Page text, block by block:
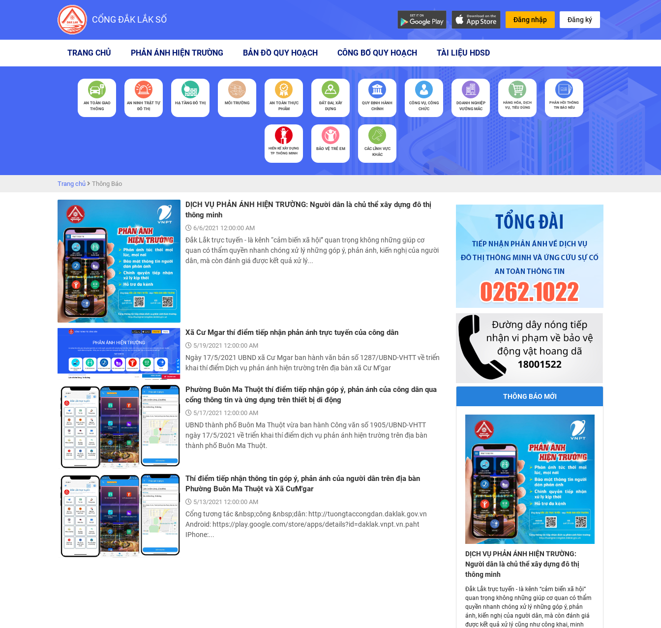
CỔNG ĐẮK LẮK SỐ Đăng nhập Đăng ký
TRANG CHỦ PHẢN ÁNH HIỆN TRƯỜNG BẢN ĐỒ QUY HOẠCH CÔNG BỐ QUY HOẠCH TÀI LIỆU HDSD
AN TOÀN GIAO
THÔNG
AN NINH TRẬT TỰ
ĐÔ THỊ
HẠ TẦNG ĐÔ THỊ MÔI TRƯỜNG
AN TOÀN THỰC
PHẨM
ĐẤT ĐAI, XÂY
DỰNG
QUY ĐỊNH HÀNH
CHÍNH
CÔNG VỤ, CÔNG
CHỨC
DOANH NGHIỆP
VƯỚNG MẮC
HÀNG HÓA, DỊCH
VỤ, TIÊU DÙNG
PHẢN HỒI THÔNG
TIN BÁO NÊU
HIẾN KẾ XÂY DỰNG
TP THÔNG MINH
BẢO VỆ TRẺ EM
CÁC LĨNH VỰC
KHÁC
Trang chủ Thông Báo
DỊCH VỤ PHẢN ÁNH HIỆN TRƯỜNG: Người dân là chủ thể xây dựng đô thị
thông minh
6/6/2021 12:00:00 AM
Đắk Lắk trực tuyến - là kênh “cảm biến xã hội” quan trọng không những giúp cơ
quan có thẩm quyền nhanh chóng xử lý những góp ý, phản ánh, kiến nghị của người
dân, mà còn đánh giá được kết quả xử lý...
Xã Cư Mgar thí điểm tiếp nhận phản ánh trực tuyến của công dân
5/19/2021 12:00:00 AM
Ngày 17/5/2021 UBND xã Cư Mgar ban hành văn bản số 1287/UBND-VHTT về triển
khai thí điểm Dịch vụ phản ánh hiện trường trên địa bàn xã Cư M’gar
Phường Buôn Ma Thuột thí điểm tiếp nhận góp ý, phản ánh của công dân qua
cổng thông tin và ứng dụng trên thiết bị di động
5/17/2021 12:00:00 AM
UBND thành phố Buôn Ma Thuột vừa ban hành Công văn số 1905/UBND-VHTT
ngày 17/5/2021 về triển khai thí điểm dịch vụ phản ánh hiện trường trên địa bàn
thành phố Buôn Ma Thuột.
Thí điểm tiếp nhận thông tin góp ý, phản ánh của người dân trên địa bàn
Phường Buôn Ma Thuột và Xã CưM'gar
5/13/2021 12:00:00 AM
Cổng tương tác &nbsp;công &nbsp;dân: http://tuongtaccongdan.daklak.gov.vn
Android: https://play.google.com/store/apps/details?id=daklak.vnpt.vn.paht
IPhone:...
THÔNG BÁO MỚI
DỊCH VỤ PHẢN ÁNH HIỆN TRƯỜNG:
Người dân là chủ thể xây dựng đô thị
thông minh
Đắk Lắk trực tuyến - là kênh “cảm biến xã hội”
quan trọng không những giúp cơ quan có thẩm
quyền nhanh chóng xử lý những góp ý, phản
ánh, kiến nghị của người dân, mà còn đánh giá
được kết quả xử lý cũng như công khai, minh